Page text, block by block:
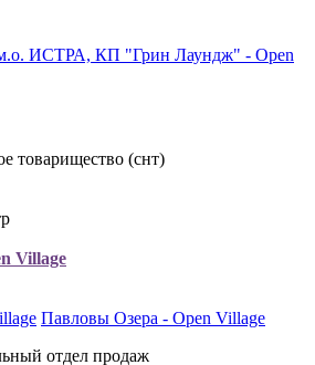
ИСТРА, КП "Грин Лаундж" - Open
товарищество (снт)
Village
Павловы Озера - Open Village
отдел продаж